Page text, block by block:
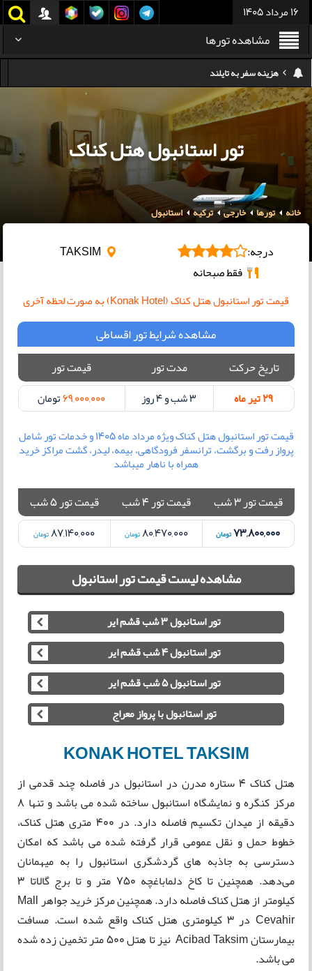
16 مرداد 1405
مشاهده تورها
کدام هواپیمایی کدام ترمینال مهرآباد؟
استرداد بلیط هواپیما در شرایط جنگی
هزینه تفریحات استانبول ۲۰۲۵
سفر به ارمنستان | دیدنی‌ها و تجربیات جذاب
معرفی بهترین غذاهای محلی و خیابانی دبی
هزینه سفر به گرجستان
هزینه سفر به تایلند
تور استانبول هتل کناک
خانه تورها خارجی ترکیه استانبول
درجه:
فقط صبحانه
قیمت تور استانبول هتل کناک (Konak Hotel) به صورت لحظه آخری
مشاهده شرایط تور اقساطی
تاریخ حرکت مدت تور قیمت تور
29 تیر ماه 3 شب و 4 روز 69,000,000تومان
قیمت تور استانبول هتل کناک ویژه مرداد ماه 1405 و خدمات تور شامل
پرواز رفت و برگشت، ترانسفر فرودگاهی، بیمه، لیدر، گشت مراکز خرید
همراه با ناهار میباشد
قیمت تور 3 شب قیمت تور 4 شب قیمت تور 5 شب
73,800,000تومان 80,470,000تومان 87,140,000تومان
مشاهده لیست قیمت تور استانبول
تور استانبول 3 شب قشم ایر
تور استانبول 4 شب قشم ایر
تور استانبول 5 شب قشم ایر
تور استانبول با پرواز معراج
KONAK HOTEL TAKSIM
هتل کناک 4 ستاره مدرن در استانبول در فاصله چند قدمی از
مرکز کنگره و نمایشگاه استانبول ساخته شده می باشد و تنها 8
دقیقه از میدان تکسیم فاصله دارد. در 400 متری هتل کناک،
خطوط حمل و نقل عمومی قرار گرفته شده می باشد که امکان
دسترسی به جاذبه های گردشگری استانبول را به میهمانان
می‌دهد. همچنین تا کاخ دلماباغچه 750 متر و تا برج گالاتا 3
کیلومتر از هتل کناک فاصله دارد. همچنین مرکز خرید جواهر Mall
Cevahir در 3 کیلومتری هتل کناک واقع شده است. مسافت
بیمارستان Acibad Taksim نیز تا هتل 500 متر تخمین زده شده
می باشد.